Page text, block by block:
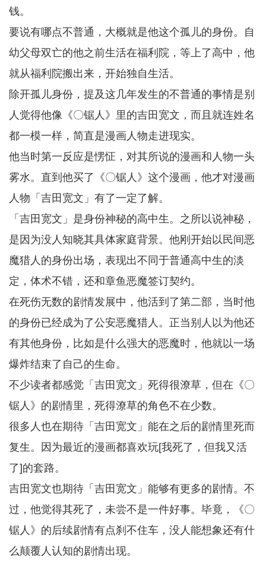
钱。
要说有哪点不普通，大概就是他这个孤儿的身份。自
幼父母双亡的他之前生活在福利院，等上了高中，他
就从福利院搬出来，开始独自生活。
除开孤儿身份，提及这几年发生的不普通的事情是别
人觉得他像《〇锯人》里的吉田宽文，而且就连姓名
都一模一样，简直是漫画人物走进现实。
他当时第一反应是愣怔，对其所说的漫画和人物一头
雾水。直到他买了《〇锯人》这个漫画，他才对漫画
人物「吉田宽文」有了一定了解。
「吉田宽文」是身份神秘的高中生。之所以说神秘，
是因为没人知晓其具体家庭背景。他刚开始以民间恶
魔猎人的身份出场，表现出不同于普通高中生的淡
定，体术不错，还和章鱼恶魔签订契约。
在死伤无数的剧情发展中，他活到了第二部，当时他
的身份已经成为了公安恶魔猎人。正当别人以为他还
有其他身份，比如是什么强大的恶魔时，他就以一场
爆炸结束了自己的生命。
不少读者都感觉「吉田宽文」死得很潦草，但在《〇
锯人》的剧情里，死得潦草的角色不在少数。
很多人也在期待「吉田宽文」能在之后的剧情里死而
复生。因为最近的漫画都喜欢玩[我死了，但我又活
了]的套路。
吉田宽文也期待「吉田宽文」能够有更多的剧情。不
过，他觉得其死了，未尝不是一件好事。毕竟，《〇
锯人》的后续剧情有点刹不住车，没人能想象还有什
么颠覆人认知的剧情出现。